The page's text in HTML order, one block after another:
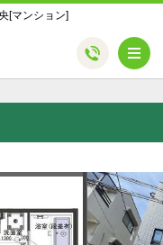
[マンション]